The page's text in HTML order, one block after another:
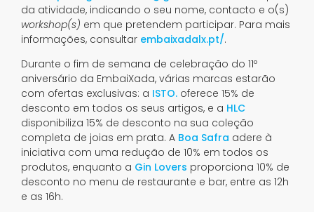
da atividade, indicando o seu nome, contacto e o(s)
workshop(s) em que pretendem participar. Para mais
informações, consultar embaixadalx.pt/.
Durante o fim de semana de celebração do 11º
aniversário da EmbaiXada, várias marcas estarão
com ofertas exclusivas: a ISTO. oferece 15% de
desconto em todos os seus artigos, e a HLC
disponibiliza 15% de desconto na sua coleção
completa de joias em prata. A Boa Safra adere à
iniciativa com uma redução de 10% em todos os
produtos, enquanto a Gin Lovers proporciona 10% de
desconto no menu de restaurante e bar, entre as 12h
e as 16h.